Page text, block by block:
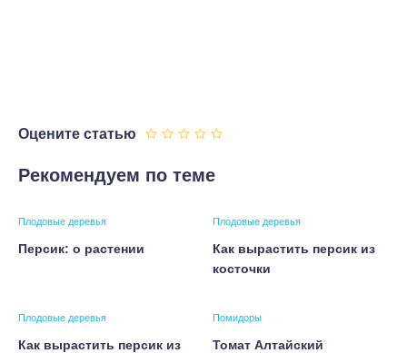
Оцените статью
Рекомендуем по теме
Плодовые деревья
Персик: о растении
Плодовые деревья
Как вырастить персик из
косточки
Плодовые деревья
Как вырастить персик из
Помидоры
Томат Алтайский